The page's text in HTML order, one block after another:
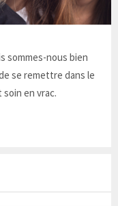
sommes-nous bien
se remettre dans le
en vrac.